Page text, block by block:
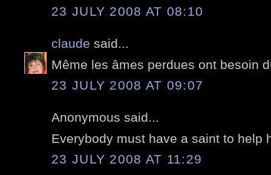
23 JULY 2008 AT 08:10
claude said...
Même les âmes perdues ont besoin
23 JULY 2008 AT 09:07
Anonymous said...
Everybody must have a saint to help
23 JULY 2008 AT 11:29